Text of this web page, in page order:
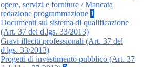
opere, servizi e forniture / Mancata
redazione programmazione 1
Documenti sul sistema di qualificazione
(Art. 37 del d.lgs. 33/2013)
Gravi illeciti professionali (Art. 37 del
d.lgs. 33/2013)
Progetti di investimento pubblico (Art. 37